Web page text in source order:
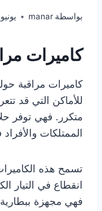
بواسطة manar يونيو 8,
كاميرات
كاميرات مراقبة
للأماكن التي قد
متكرر. فهي توفر
الممتلكات
تسمح هذه
انقطاع في التيار
فهي مجهزة ببطارية